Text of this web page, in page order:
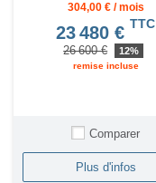
304,00 € / mois
23 480 € TTC
26 600 € 12%
remise incluse
Comparer
Plus d'infos